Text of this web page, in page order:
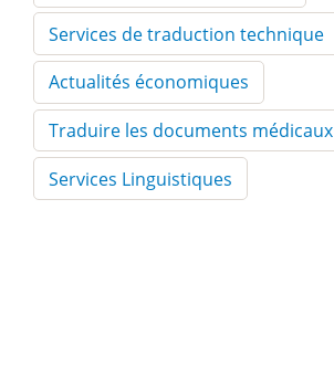
Services de traduction technique
Actualités économiques
Traduire les documents médicaux
Services Linguistiques